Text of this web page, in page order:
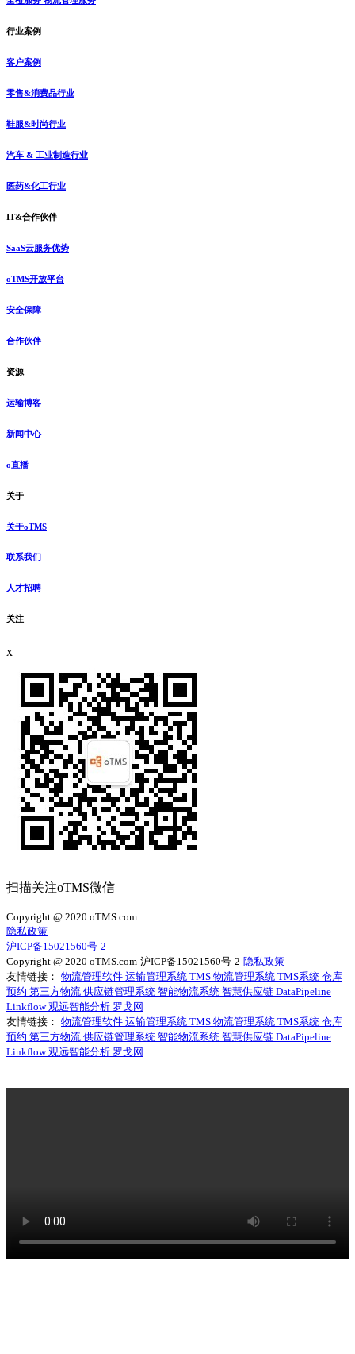
行业案例
客户案例
零售&消费品行业
鞋服&时尚行业
汽车 & 工业制造行业
医药&化工行业
IT&合作伙伴
SaaS云服务优势
oTMS开放平台
安全保障
合作伙伴
资源
运输博客
新闻中心
o直播
关于
关于oTMS
联系我们
人才招聘
关注
x
扫描关注oTMS微信
Copyright @ 2020 oTMS.com
隐私政策
沪ICP备15021560号-2
Copyright @ 2020 oTMS.com 沪ICP备15021560号-2 隐私政策
友情链接： 物流管理软件 运输管理系统 TMS 物流管理系统 TMS系统 仓库
预约 第三方物流 供应链管理系统 智能物流系统 智慧供应链 DataPipeline
Linkflow观远智能分析 罗戈网
友情链接： 物流管理软件 运输管理系统 TMS 物流管理系统 TMS系统 仓库
预约 第三方物流 供应链管理系统 智能物流系统 智慧供应链 DataPipeline
Linkflow观远智能分析 罗戈网